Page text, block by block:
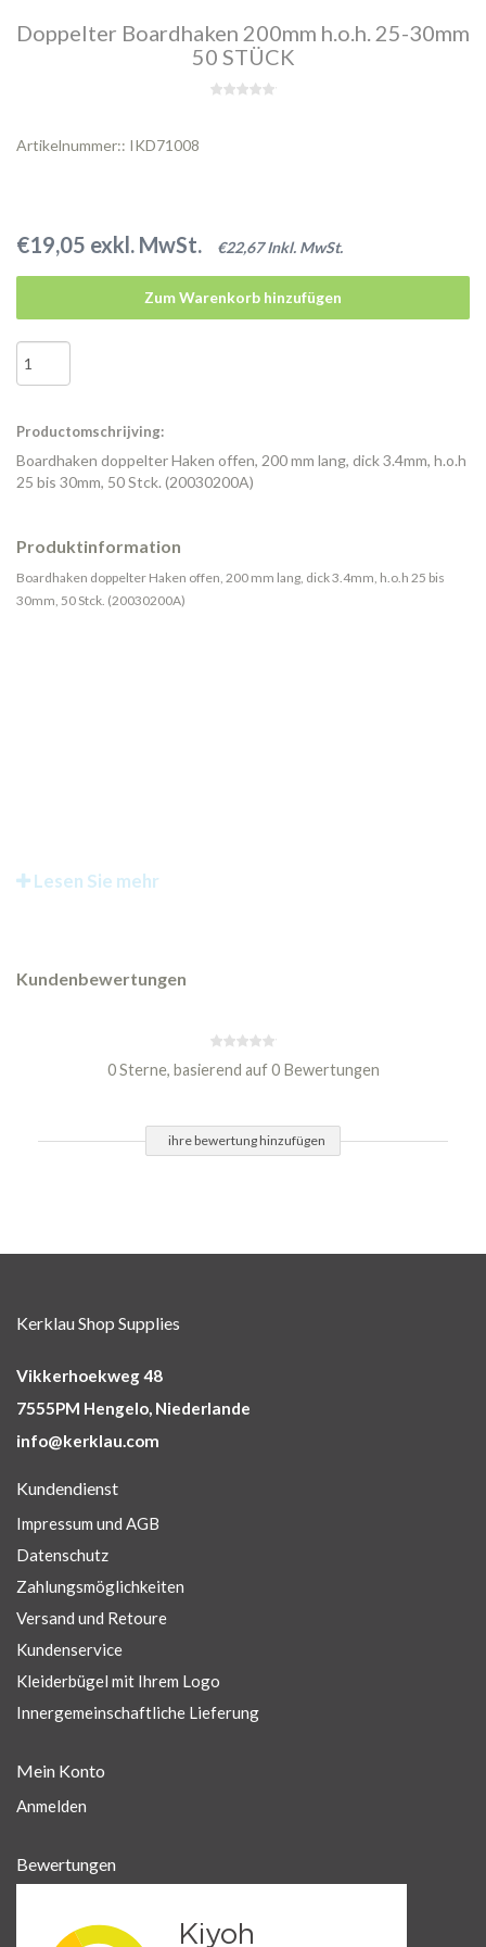
Doppelter Boardhaken 200mm h.o.h. 25-30mm
50 STÜCK
Artikelnummer:: IKD71008
€19,05 exkl. MwSt. €22,67 Inkl. MwSt.
Zum Warenkorb hinzufügen
Productomschrijving:
Boardhaken doppelter Haken offen, 200 mm lang, dick 3.4mm, h.o.h
25 bis 30mm, 50 Stck. (20030200A)
Produktinformation
Boardhaken doppelter Haken offen, 200 mm lang, dick 3.4mm, h.o.h 25 bis
30mm, 50 Stck. (20030200A)
Lesen Sie mehr
Kundenbewertungen
0 Sterne, basierend auf 0 Bewertungen
ihre bewertung hinzufügen
Kerklau Shop Supplies
Vikkerhoekweg 48
7555PM Hengelo, Niederlande
info@kerklau.com
Kundendienst
Impressum und AGB
Datenschutz
Zahlungsmöglichkeiten
Versand und Retoure
Kundenservice
Kleiderbügel mit Ihrem Logo
Innergemeinschaftliche Lieferung
Mein Konto
Anmelden
Bewertungen